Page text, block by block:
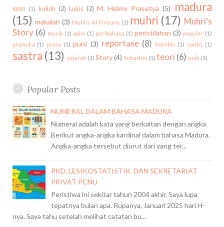
O
u
t
M
u
k
u
r
J
r
D
a
r
KBBI (1) kuliah (2) Lukis (2) M. Helmy Prasetya (5)
madura
(15) makalah (3) Muhlis Al-Firmany (1) muhri (17) Muhri's
Story (6) musik (1) opini (1) peribahasa (1) peristilahan (3) populer (1)
pramuka (1) prosa (1) puisi (3) reportase (8) Rozekki (1) santri (1)
sastra (13) sejarah (1) Story (4) Suhartini (1) teori (6) unik (1)
Popular Posts
NUMERAL DALAM BAHASA MADURA
Numeral adalah kata yang berkaitan dengan angka.
Berikut angka-angka kardinal dalam bahasa Madura.
Angka-angka tersebut diurut dari yang ter...
PKD, LESIKOSTATISTIK, DAN SEKRETARIAT
PRIVAT PCNU
Peristiwa ini sekitar tahun 2004 akhir. Saya lupa
tepatnya bulan apa. Rupanya, Januari 2025 hari H-
nya. Saya tahu setelah melihat catatan bu...